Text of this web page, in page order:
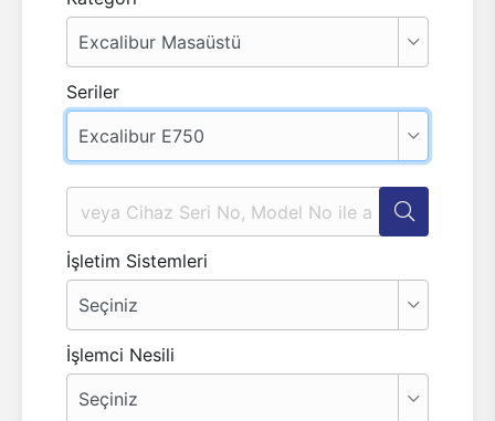
Seriler
İşletim Sistemleri
İşlemci Nesili